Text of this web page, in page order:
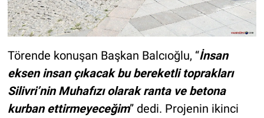
Törende konuşan Başkan Balcıoğlu, “İnsan
eksen insan çıkacak bu bereketli toprakları
Silivri’nin Muhafızı olarak ranta ve betona
kurban ettirmeyeceğim” dedi. Projenin ikinci